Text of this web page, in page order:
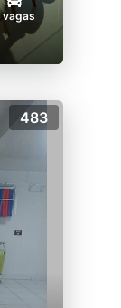
vagas
483